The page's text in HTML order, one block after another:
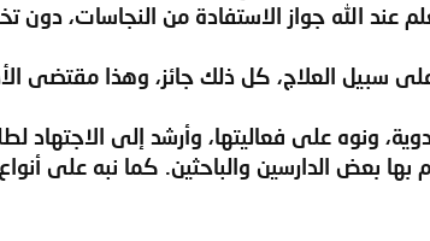
عند الله جواز الاستفادة من النجاسات، دون
ونوه على فعاليتها، وأرشد إلى الاجتهاد
بها بعض الدارسين والباحثين. كما نبه على